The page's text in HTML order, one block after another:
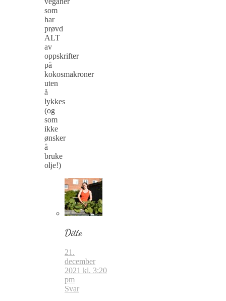
som
har
prøvd
ALT
av
oppskrifter
på
kokosmakroner
uten
å
lykkes
(og
som
ikke
ønsker
å
bruke
olje!)
Ditte
21.
december
2021 kl. 3:20
pm
Svar